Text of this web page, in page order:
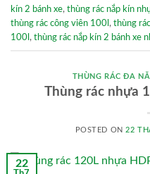
kín 2 bánh xe, thùng rác nắp kín
thùng rác công viên 100l , thùng
100l , thùng rác nắp kín 2 bánh xe
THÙNG RÁC ĐA
Thùng rác nhựa
POSTED ON22
22